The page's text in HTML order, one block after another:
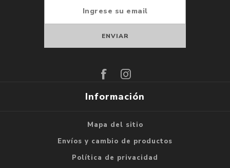
Información
Mapa del sitio
Envíos y cambio de productos
Política de privacidad